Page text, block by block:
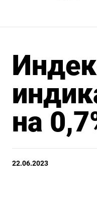
на
22.06.2023